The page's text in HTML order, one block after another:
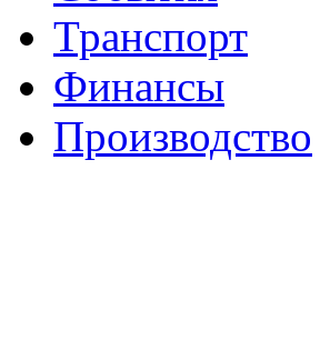
Транспорт
Финансы
Производство